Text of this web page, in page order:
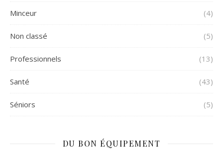
Minceur (4)
Non classé (5)
Professionnels (13)
Santé (43)
Séniors (5)
DU BON ÉQUIPEMENT